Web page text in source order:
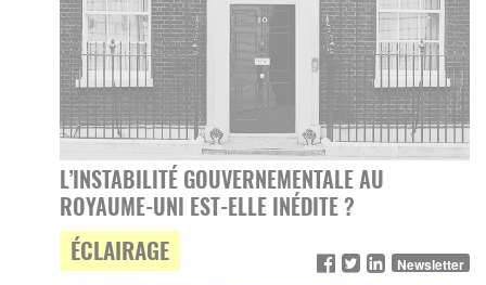
L’INSTABILITÉ GOUVERNEMENTALE AU
ROYAUME-UNI EST-ELLE INÉDITE ?
ÉCLAIRAGE Newsletter